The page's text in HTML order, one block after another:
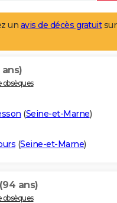
un avis de décès gratuitsur
ans)
(Seine-et-Marne)
(Seine-et-Marne)
(94 ans)